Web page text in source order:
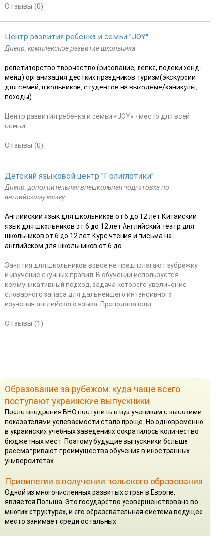
Отзывы (0)
Центр развития ребенка и семьи "JOY"
Днепр, комплексное развитие школьника
репетиторство творчество (рисование, лепка, подеки хенд-
мейд) организация дестких праздников туризм(экскурсии
для семей, школьников, студентов на выходные/каникулы,
походы)
Центр развития ребенка и семьи «JOY» - место для всей
семьи!
Отзывы (0)
Детский языковой центр "Полиглотики"
Днепр, дополнительная внешкольная подготовка по
английскому языку
Английский язык для школьников от 6 до 12 лет Китайский
язык для школьников от 6 до 12 лет Английский театр для
школьников от 6 до 12 лет Курс чтения и письма на
английском для школьников от 6 до...
Занятия для школьников вовсе не предполагают зубрежку
и изучение скучных правил. В обучении используется
коммуникативный подход, задача которого увеличение
словарного запаса для дальнейшего интенсивного
изучения английского языка. Преподаватели...
Отзывы (1)
Образование за рубежом: куда чаще всего
поступают украинские выпускники
После внедрения ВНО поступить в вуз ученикам с высокими
показателями успеваемости стало проще. Но одновременно
в украинских учебных заведениях сократилось количество
бюджетных мест. Поэтому будущие выпускники больше
рассматривают преимущества обучения в иностранных
университетах.
Привилегии в получении польского образования
Одной из многочисленных развитых стран в Европе,
является Польша. Это государство усовершенствовано во
многих структурах, и его образовательная система ведущее
место занимает среди остальных